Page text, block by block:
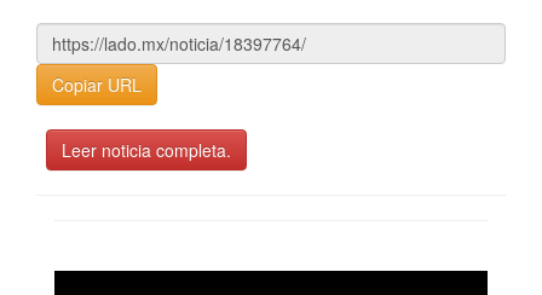
Copiar URL
Leer noticia completa.